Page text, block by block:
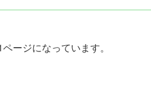
ージになっています。